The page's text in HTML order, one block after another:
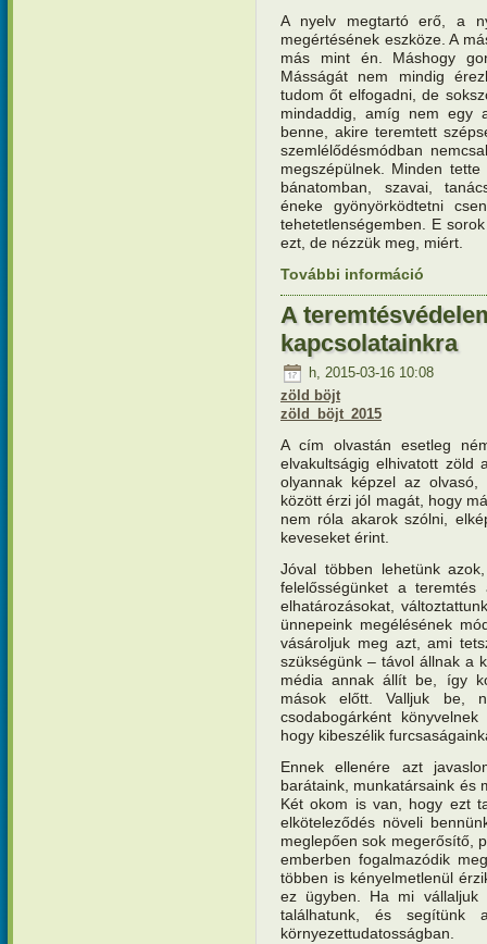
A nyelv megtartó erő, a
megértésének eszköze. A
más mint én. Máshogy
Másságát nem mindig
tudom őt elfogadni, de
mindaddig, amíg nem egy
benne, akire teremtett
szemlélődésmódban
megszépülnek. Minden
bánatomban, szavai,
éneke gyönyörködtetni
tehetetlenségemben. E
ezt, de nézzük meg, miért.
További információ
A
kapcsolatainkra
h, 2015-03-16 10:08
zöld böjt
zöld_böjt_2015
A cím olvastán esetleg
elvakultságig elhivatott zöld
olyannak képzel az
között érzi jól magát, hogy
nem róla akarok szólni,
keveseket érint.
Jóval többen lehetünk
felelősségünket a teremtés
elhatározásokat,
ünnepeink megélésének
vásároljuk meg azt, ami
szükségünk – távol állnak a
média annak állít be, így
mások előtt. Valljuk be,
csodabogárként
hogy kibeszélik
Ennek ellenére azt
barátaink, munkatársaink és
Két okom is van, hogy ezt
elköteleződés növeli
meglepően sok megerősítő,
emberben fogalmazódik
többen is kényelmetlenül
ez ügyben. Ha mi vállaljuk
találhatunk, és segítünk
környezettudatosságban.